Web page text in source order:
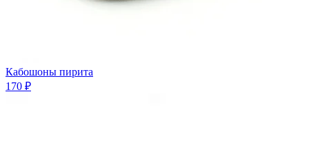
Кабошоны пирита
170 ₽